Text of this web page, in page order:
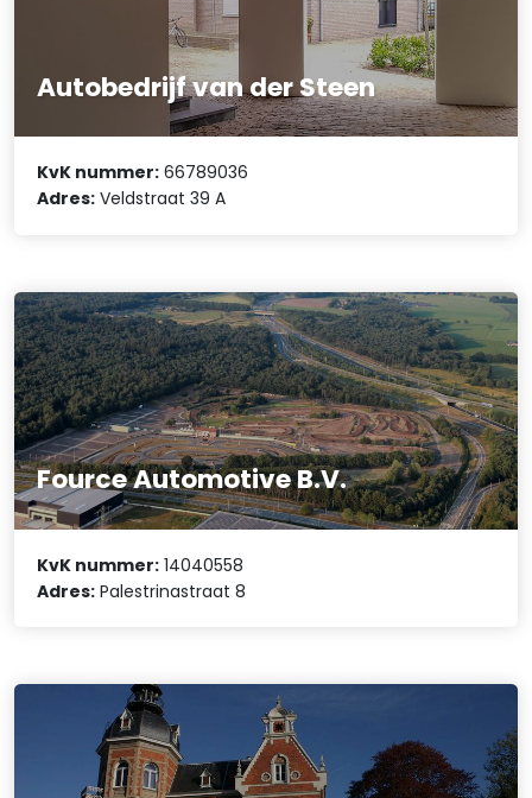
Autobedrijf van der Steen
KvK nummer: 66789036
Adres: Veldstraat 39 A
Fource Automotive B.V.
KvK nummer: 14040558
Adres: Palestrinastraat 8